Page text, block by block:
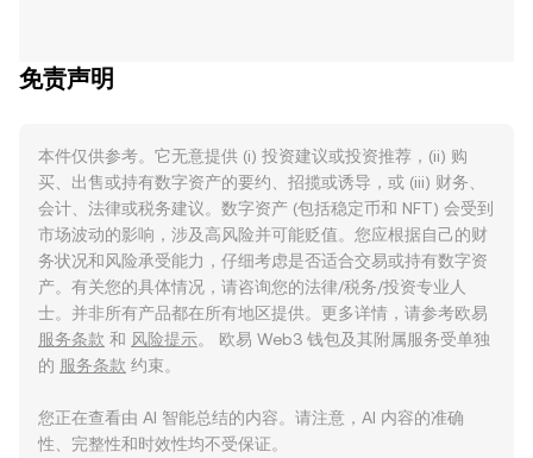
免责声明
本件仅供参考。它无意提供 (i) 投资建议或投资推荐，(ii) 购
买、出售或持有数字资产的要约、招揽或诱导，或 (iii) 财务、
会计、法律或税务建议。数字资产 (包括稳定币和 NFT) 会受到
市场波动的影响，涉及高风险并可能贬值。您应根据自己的财
务状况和风险承受能力，仔细考虑是否适合交易或持有数字资
产。有关您的具体情况，请咨询您的法律/税务/投资专业人
士。并非所有产品都在所有地区提供。更多详情，请参考欧易
服务条款 和 风险提示。 欧易 Web3 钱包及其附属服务受单独
的 服务条款 约束。
您正在查看由 AI 智能总结的内容。请注意，AI 内容的准确
性、完整性和时效性均不受保证。